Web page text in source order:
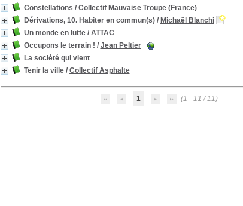
Constellations / Collectif Mauvaise Troupe (France)
Dérivations, 10. Habiter en commun(s)/ Michaël Blanchi
Un monde en lutte/ ATTAC
Occupons le terrain ! / Jean Peltier
La société qui vient
Tenir la ville/ Collectif Asphalte
1 (1 - 11 / 11)